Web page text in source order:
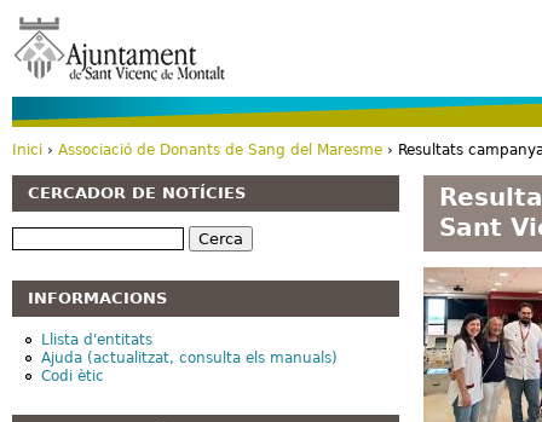
Sant
Esteu aquí
Inici › Associació de Donants de Sang del Maresme › Resultats
CERCADOR DE NOTÍCIES
Cerca
INFORMACIONS
Llista d'entitats
Ajuda (actualitzat, consulta els manuals)
Codi ètic